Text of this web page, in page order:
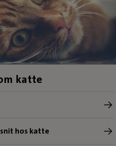
katte
hos katte